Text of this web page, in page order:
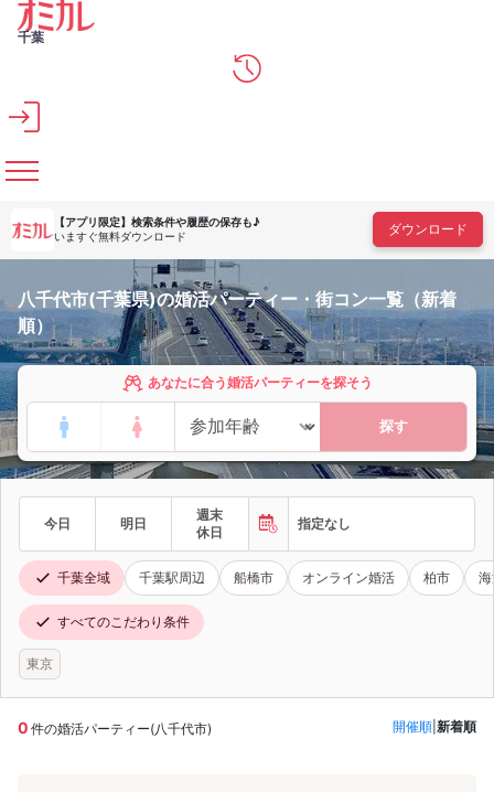
メインコンテンツへスキップ
千葉
【アプリ限定】 検索条件や履歴の保存も♪
いますぐ無料ダウンロード
ダウンロード
八千代市(千葉県)の婚活パーティー・街コン一覧（新着
順）
あなたに合う婚活パーティーを探そう
探す
今日 明日
週末
休日
指定なし
千葉全域 千葉駅周辺 船橋市 オンライン婚活 柏市
すべてのこだわり条件
東京
0 件の婚活パーティー(八千代市) 開催順 新着順